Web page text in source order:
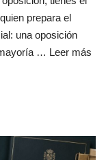
prepara el
una oposición
… Leer más